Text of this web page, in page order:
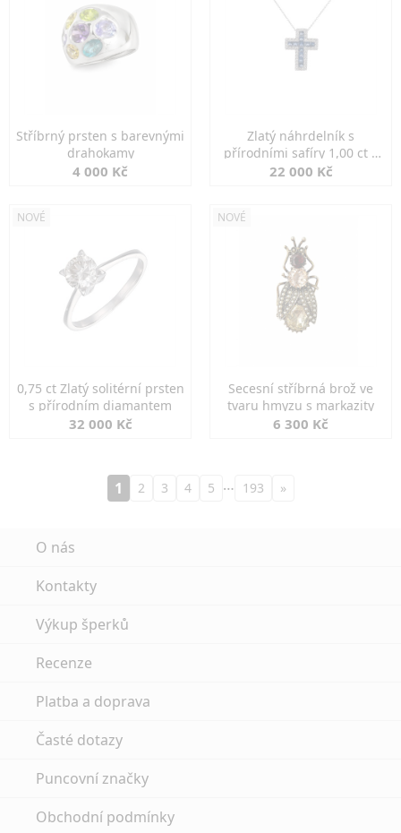
Stříbrný prsten s barevnými
drahokamy
4 000 Kč
Zlatý náhrdelník s
přírodními safíry 1,00 ct a
diamanty
22 000 Kč
NOVÉ
0,75 ct Zlatý solitérní prsten
s přírodním diamantem
32 000 Kč
NOVÉ
Secesní stříbrná brož ve
tvaru hmyzu s markazity
6 300 Kč
1 2 3 4 5 … 193 »
O nás
Kontakty
Výkup šperků
Recenze
Platba a doprava
Časté dotazy
Puncovní značky
Obchodní podmínky